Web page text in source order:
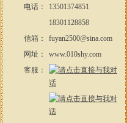
电话：
13501374851
18301128858
信箱：
fuyan2500@sina.com
网址：
www.010shy.com
客服：